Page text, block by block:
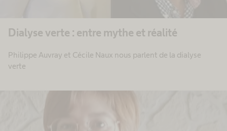
Dialyse verte : entre mythe et réalité
Philippe Auvray et Cécile Naux nous parlent de la dialyse
verte